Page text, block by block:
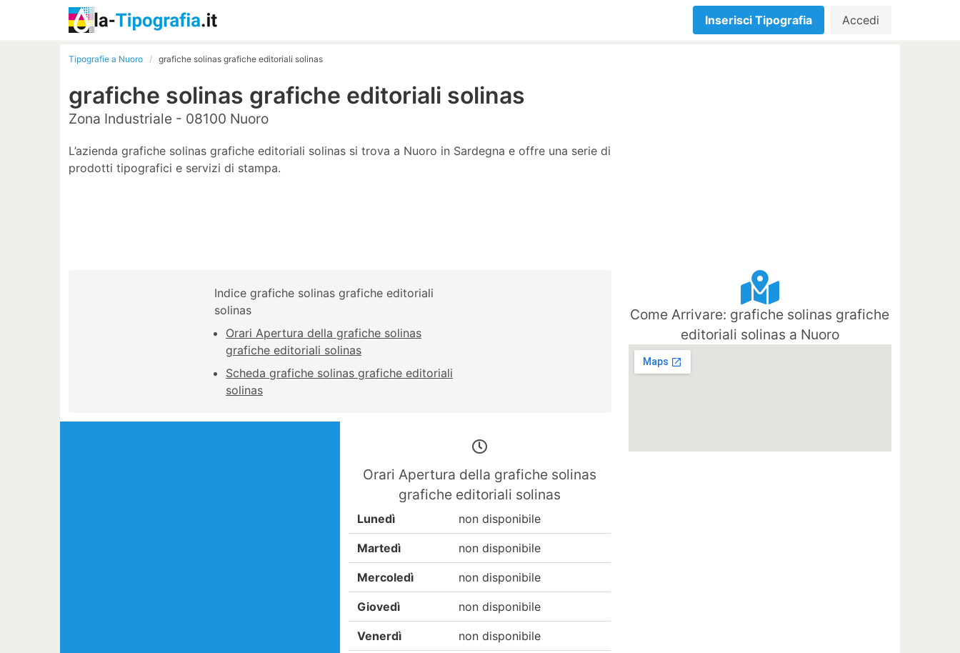
Inserisci Tipografia Accedi
Tipografie a Nuoro grafiche solinas grafiche editoriali solinas
grafiche solinas grafiche editoriali solinas
Zona Industriale - 08100 Nuoro
L’azienda grafiche solinas grafiche editoriali solinas si trova a Nuoro in Sardegna e offre una serie di
prodotti tipografici e servizi di stampa.
Indice grafiche solinas grafiche editoriali
solinas
Orari Apertura della grafiche solinas
grafiche editoriali solinas
Scheda grafiche solinas grafiche editoriali
solinas
Orari Apertura della grafiche solinas
grafiche editoriali solinas
Lunedì non disponibile
Martedì non disponibile
Mercoledì non disponibile
Giovedì non disponibile
Venerdì non disponibile
Come Arrivare: grafiche solinas grafiche
editoriali solinas a Nuoro